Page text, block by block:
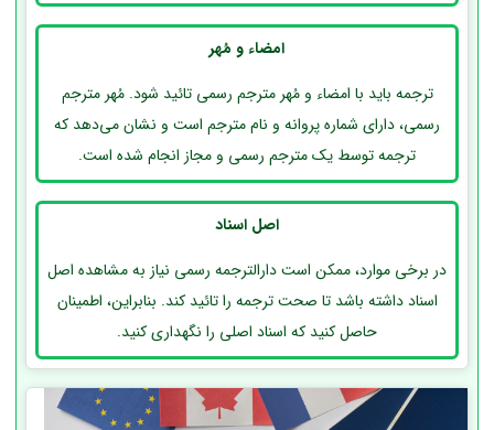
امضاء و مُهر
ترجمه باید با امضاء و مُهر مترجم رسمی تائید شود. مُهر مترجم
رسمی، دارای شماره پروانه و نام مترجم است و نشان می‌دهد که
ترجمه توسط یک مترجم رسمی و مجاز انجام شده است.
اصل اسناد
در برخی موارد، ممکن است دارالترجمه رسمی نیاز به مشاهده اصل
اسناد داشته باشد تا صحت ترجمه را تائید کند. بنابراین، اطمینان
حاصل کنید که اسناد اصلی را نگهداری کنید.